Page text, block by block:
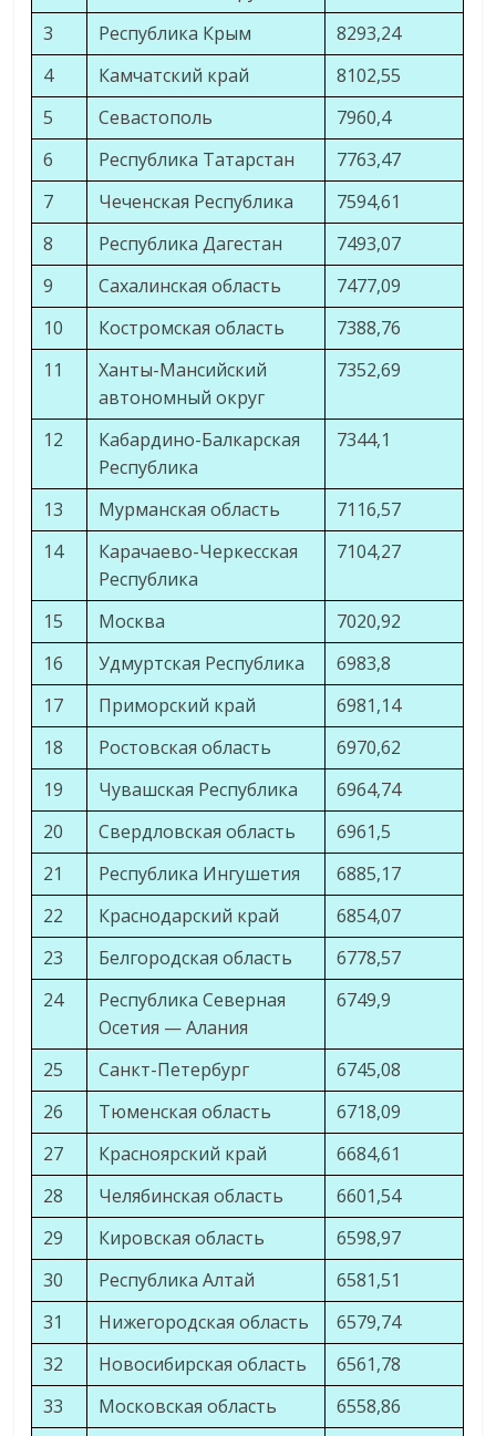
3 Республика Крым
8293,24
4
Камчатский край
8102,55
5
Севастополь
7960,4
6
Республика Татарстан
7763,47
7
Чеченская Республика
7594,61
8
Республика Дагестан
7493,07
9
Сахалинская область
7477,09
10
Костромская область
7388,76
11
Ханты-Мансийский
автономный округ
7352,69
12
Кабардино-Балкарская
Республика
7344,1
13 Мурманская область
7116,57
14
Карачаево-Черкесская
Республика
7104,27
15 Москва
7020,92
16
Удмуртская Республика
6983,8
17
Приморский край
6981,14
18
Ростовская область
6970,62
19
Чувашская Республика
6964,74
20
Свердловская область
6961,5
21
Республика Ингушетия
6885,17
22
Краснодарский край
6854,07
23
Белгородская область
6778,57
24
Республика Северная
Осетия — Алания
6749,9
25 Санкт-Петербург
6745,08
26
Тюменская область
6718,09
27
Красноярский край
6684,61
28
Челябинская область
6601,54
29
Кировская область
6598,97
30
Республика Алтай
6581,51
31
Нижегородская область
6579,74
32
Новосибирская область
6561,78
33
Московская область 6558,86